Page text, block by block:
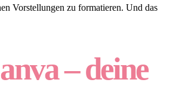
Vorstellungen zu formatieren. Und das
– deine